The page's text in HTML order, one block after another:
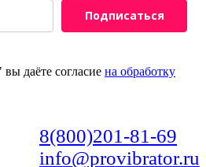
Подписаться
даёте согласие на обработку
8(800)201-81-69
info@provibrator.ru